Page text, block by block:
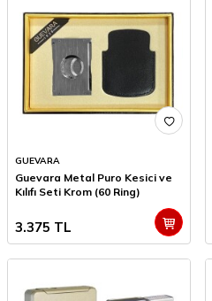
GUEVARA
Guevara Metal Puro Kesici ve
Kılıfı Seti Krom (60 Ring)
3.375 TL